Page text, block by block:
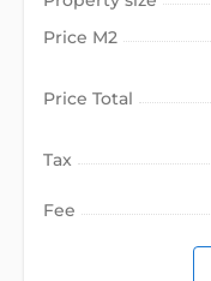
Price M2
Price Total
Tax
Fee